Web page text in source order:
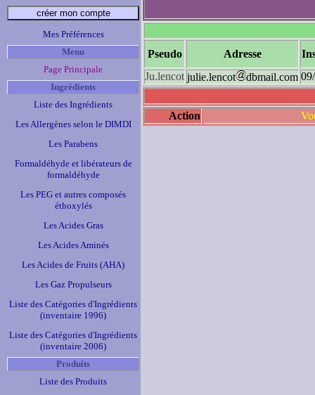
Mes Préférences
Menu
Page Principale
Ingrédients
Liste des Ingrédients
Les Allergènes selon le DIMDI
Les Parabens
Formaldéhyde et libérateurs de
formaldéhyde
Les PEG et autres composés
éthoxylés
Les Acides Gras
Les Acides Aminés
Les Acides de Fruits (AHA)
Les Gaz Propulseurs
Liste des Catégories d'Ingrédients
(inventaire 1996)
Liste des Catégories d'Ingrédients
(inventaire 2006)
Produits
Liste des Produits
Pseudo Adresse
Ju.lencot julie.lencot dbmail.com
Action